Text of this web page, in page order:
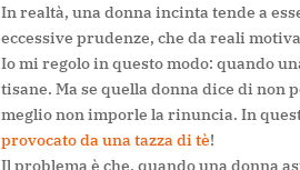
In realtà, una donna incinta tende a
eccessive prudenze, che da reali
Io mi regolo in questo modo: quando
tisane. Ma se quella donna dice di non
meglio non imporle la rinuncia. In
provocato da una tazza di tè!
Il problema è che, quando una donna